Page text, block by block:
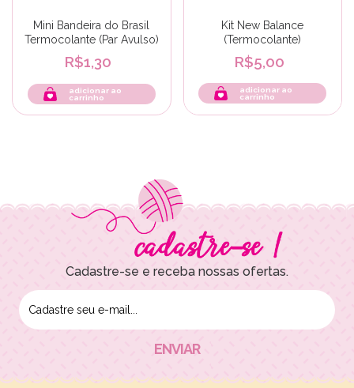
Mini Bandeira do Brasil
Termocolante (Par Avulso)
R$1,30
Kit New Balance
(Termocolante)
R$5,00
adicionar ao
carrinho
Cadastre-se e receba nossas ofertas.